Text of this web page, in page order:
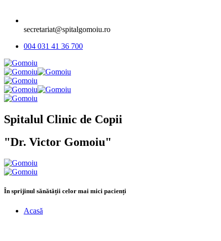
secretariat@spitalgomoiu.ro
004 031 41 36 700
Spitalul Clinic de Copii
"Dr. Victor Gomoiu"
În sprijinul sănătății celor mai mici pacienți
Acasă